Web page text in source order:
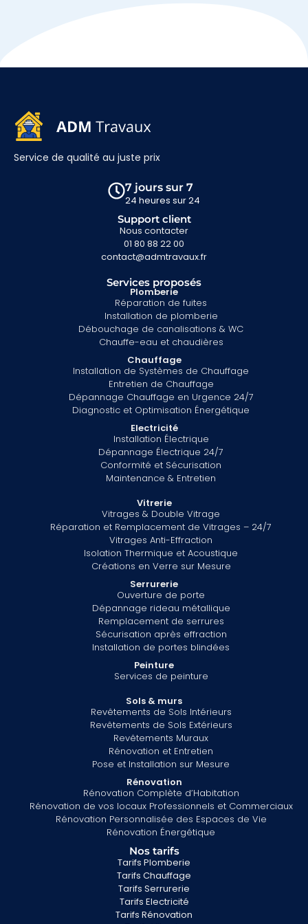
Service de qualité au juste prix
7 jours sur 7
24 heures sur 24
Support client
Nous contacter
01 80 88 22 00
contact@admtravaux.fr
Services proposés
Plomberie
Réparation de fuites
Installation de plomberie
Débouchage de canalisations & WC
Chauffe-eau et chaudières
Chauffage
Installation de Systèmes de Chauffage
Entretien de Chauffage
Dépannage Chauffage en Urgence 24/7
Diagnostic et Optimisation Énergétique
Electricité
Installation Électrique
Dépannage Électrique 24/7
Conformité et Sécurisation
Maintenance & Entretien
Vitrerie
Vitrages & Double Vitrage
Réparation et Remplacement de Vitrages – 24/7
Vitrages Anti-Effraction
Isolation Thermique et Acoustique
Créations en Verre sur Mesure
Serrurerie
Ouverture de porte
Dépannage rideau métallique
Remplacement de serrures
Sécurisation après effraction
Installation de portes blindées
Peinture
Services de peinture
Sols & murs
Revêtements de Sols Intérieurs
Revêtements de Sols Extérieurs
Revêtements Muraux
Rénovation et Entretien
Pose et Installation sur Mesure
Rénovation
Rénovation Complète d’Habitation
Rénovation de vos locaux Professionnels et Commerciaux
Rénovation Personnalisée des Espaces de Vie
Rénovation Énergétique
Nos tarifs
Tarifs Plomberie
Tarifs Chauffage
Tarifs Serrurerie
Tarifs Electricité
Tarifs Rénovation